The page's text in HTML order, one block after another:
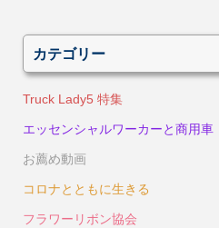
カテゴリー
Truck Lady5 特集
エッセンシャルワーカーと商用車
お薦め動画
コロナとともに生きる
フラワーリボン協会